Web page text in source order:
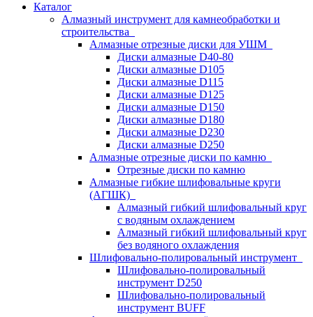
Каталог
Алмазный инструмент для камнеобработки и
строительства
Алмазные отрезные диски для УШМ
Диски алмазные D40-80
Диски алмазные D105
Диски алмазные D115
Диски алмазные D125
Диски алмазные D150
Диски алмазные D180
Диски алмазные D230
Диски алмазные D250
Алмазные отрезные диски по камню
Отрезные диски по камню
Алмазные гибкие шлифовальные круги
(АГШК)
Алмазный гибкий шлифовальный круг
с водяным охлаждением
Алмазный гибкий шлифовальный круг
без водяного охлаждения
Шлифовально-полировальный инструмент
Шлифовально-полировальный
инструмент D250
Шлифовально-полировальный
инструмент BUFF